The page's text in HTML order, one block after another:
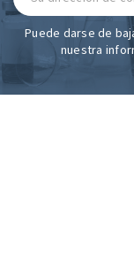
Puede darse de
nuestra